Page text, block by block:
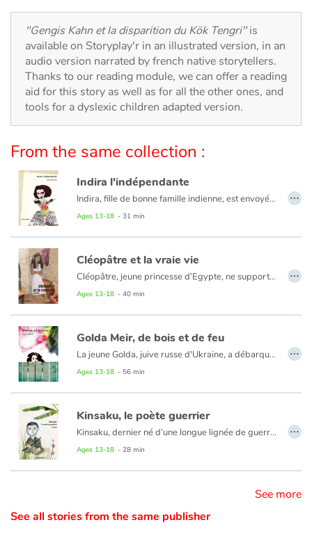
Daily life and hobbies
At school
Festivals and events
Love and friendship
Social issues
Emotions and feelings
Formats and illustrations
Catalogue anglais
Contraste +
Help
Home
Family
Schools
"Gengis Kahn et la disparition du Kök Tengri"is
available on Storyplay'r in an illustrated version, in an
audio version narrated by french native storytellers.
Thanks to our reading module, we can offer a reading
aid for this story as well as for all the other ones, and
tools for a dyslexic children adapted version.
From the same collection :
Indira l'indépendante
Indira, fille de bonne famille indienne, est envoyée en Angleterre pour y poursuivre ses études et y parfaire son éducation. Elève studieuse mais révoltée par la misère de l’Inde, son pays, Indira se lie d’amitié avec un jeune britannique qui lui fait pénétrer un cercle de jeunes activistes révolutionnaires. La jeune fille se retrouve confrontée à des choix : l’amour et la violence ou le renoncement et la paix. Indira Gandhi est devenue Premier Ministre du gouvernement indien de 1966 à 1977 puis de 1980 à 1984.
Ages 13-18 - 31 min
…
Cléopâtre et la vraie vie
Cléopâtre, jeune princesse d’Egypte, ne supporte plus la souffrance de son peuple, confinée qu’elle est dans son univers protégé de princesse de rang, et entourée de serviteurs dévoués mais hypocrites. Malgré les sarcasmes de sa grande sœur Bérénice, héritière désignée du Trône, Cléopâtre s’entête à essayer d’attirer l’attention de Pharaon sur les misères du bas peuple. Mais quand son père, maître absolu de l’Empire, disparaît, Cléopâtre n’a d’autre envie que de retrouver celui qui l’a toujours protégée et pour lequel elle voue une admiration sans limite.
Ages 13-18 - 40 min
…
Golda Meir, de bois et de feu
La jeune Golda, juive russe d'Ukraine, a débarqué dans le Middle West américain avec sa famille pour fuir la misère et les pogroms. Mais la vie dans le Wisconsin n'est guère plus reluisante que dans son pays natal. Son village est tyrannisé par un shérif alcoolique, raciste et violent. Cependant, Golda parvient à se lier avec Samy Brown, un vieil ouvrier noir qui veille sur elle affectueusement. Leur vie misérable pourrait être supportable, si le shérif n'avait juré leur perte.
Ages 13-18 - 56 min
…
Kinsaku, le poète guerrier
Kinsaku, dernier né d’une longue lignée de guerriers au service des seigneurs du Japon, parle très peu. Au point que ses camarades le surnomment Kinsa le muet. Il n’aime pas se battre non plus, au désespoir de son père qui s’obstine pourtant à lui faire prendre des cours de combat. Kinsaku rêve d’autre chose, de poésie, de mots qui dansent et s’organisent dans sa tête mais ne parviennent pas à franchir ses lèvres… Il devra apprendre à lutter, mais pour se faire enfin entendre. Basho-Kinsaku Matsuo est l’un des pères fondateurs, au XVIIème siècle, des poèmes sous forme de haïku.
Ages 13-18 - 28 min
…
See more
See all stories from the same publisher